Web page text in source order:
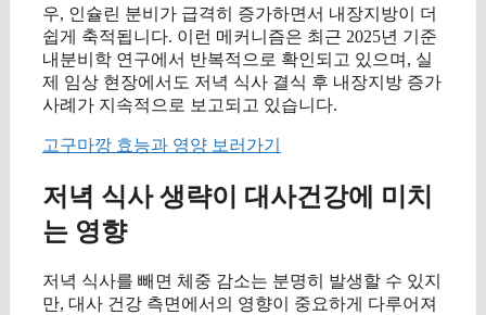
우, 인슐린 분비가 급격히 증가하면서 내장지방이 더
쉽게 축적됩니다. 이런 메커니즘은 최근 2025년 기준
내분비학 연구에서 반복적으로 확인되고 있으며, 실
제 임상 현장에서도 저녁 식사 결식 후 내장지방 증가
사례가 지속적으로 보고되고 있습니다.
고구마깡 효능과 영양 보러가기
저녁 식사 생략이 대사건강에 미치
는 영향
저녁 식사를 빼면 체중 감소는 분명히 발생할 수 있지
만, 대사 건강 측면에서의 영향이 중요하게 다루어져